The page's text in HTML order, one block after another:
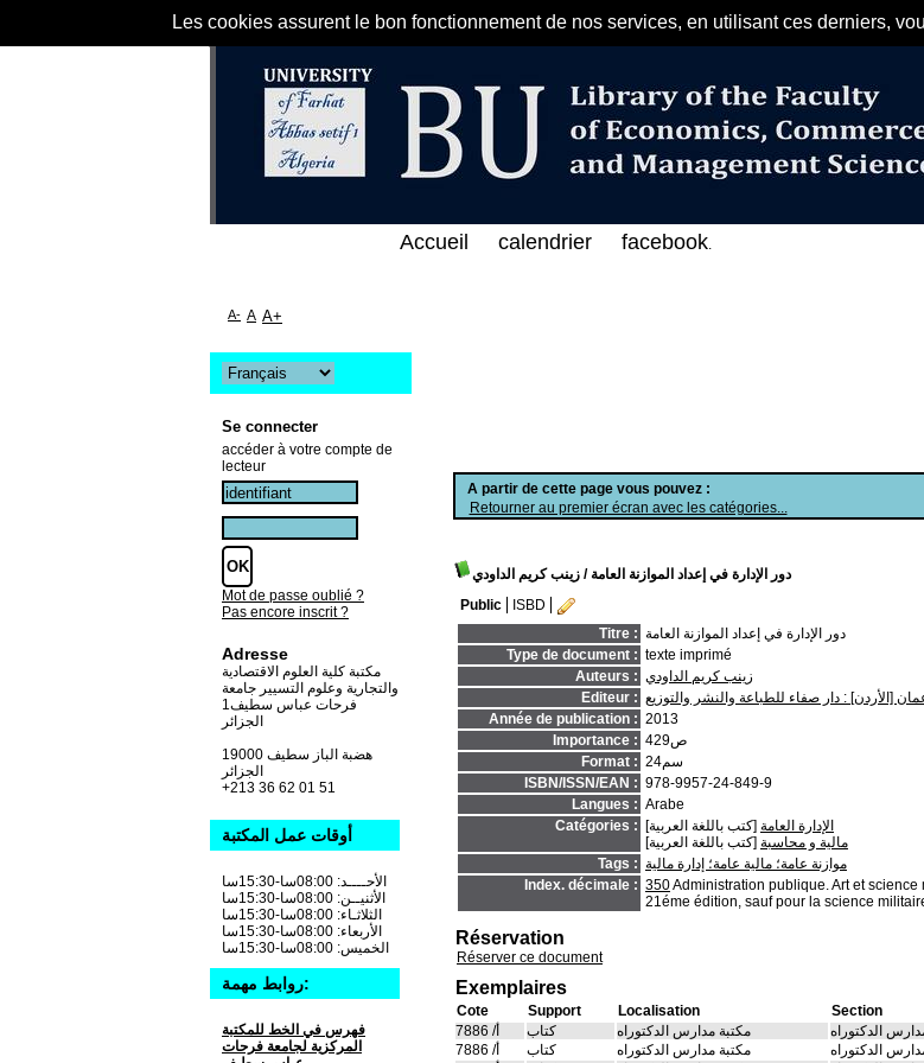
Les cookies assurent le bon fonctionnement de nos services, en utilisant ces derniers,
مرحبا بكم في الفهرس الإلكتروني على الخط المباشر لمكتبة كلية العلوم الاقتصادية و
A partir de cette page vous pouvez :
Retourner au premier écran avec les catégories...
دور الإدارة في إعداد الموازنة العامة / زينب كريم الداودي
Public
ISBD
Titre : دور الإدارة في إعداد الموازنة العامة
Type de document : texte imprimé
Auteurs : زينب كريم الداودي
Editeur : [الأردن] : دار صفاء للطباعة والنشر والتوزيع
Année de publication : 2013
Importance :
429ص
Format :
24سم
ISBN/ISSN/EAN : 978-9957-24-849-9
Langues : Arabe
Catégories :
[كتب باللغة العربية] الإدارة العامة
[كتب باللغة العربية] مالية و محاسبة
Tags : موازنة عامة؛ مالية عامة؛ إدارة مالية
Index. décimale : 350Administration publique. Art et
21éme édition, sauf pour la science
Réservation
Réserver ce document
Exemplaires
Cote Support Localisation Section
أ/ 7886
كتاب مكتبة مدارس الدكتوراه الدكتوراه
أ/ 7886
كتاب مكتبة مدارس الدكتوراه الدكتوراه
Accueil calendrier facebook.
A- A A+
Se connecter
accéder à votre compte de
lecteur
Mot de passe oublié ?
Pas encore inscrit ?
Adresse
مكتبة كلية العلوم الاقتصادية
والتجارية وعلوم التسيير جامعة
فرحات عباس سطيف1
الجزائر
19000 هضبة الباز سطيف
+213 36 62 01 51
أوقات عمل المكتبة
الأحــــد: 08:00سا-15:30سا
الأثنيــن: 08:00سا-15:30سا
الثلاثـاء: 08:00سا-15:30سا
الأربعاء: 08:00سا-15:30سا
الخميس: 08:00سا-15:30سا
روابط مهمة:
فهرس في الخط للمكتبة
المركزية لجامعة فرحات